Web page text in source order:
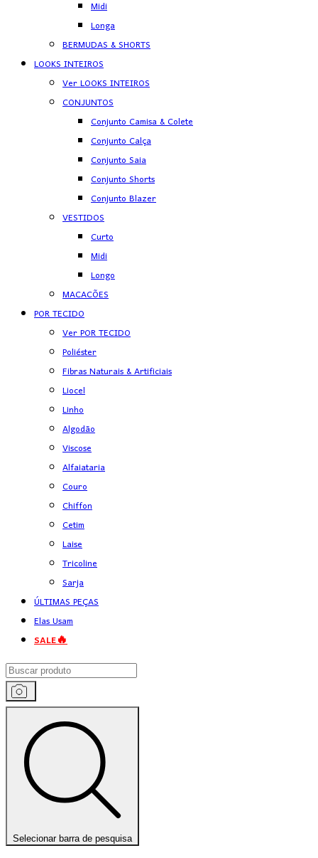
Midi
Longa
BERMUDAS & SHORTS
LOOKS INTEIROS
Ver LOOKS INTEIROS
CONJUNTOS
Conjunto Camisa & Colete
Conjunto Calça
Conjunto Saia
Conjunto Shorts
Conjunto Blazer
VESTIDOS
Curto
Midi
Longo
MACACÕES
POR TECIDO
Ver POR TECIDO
Poliéster
Fibras Naturais & Artificiais
Liocel
Linho
Algodão
Viscose
Alfaiataria
Couro
Chiffon
Cetim
Laise
Tricoline
Sarja
ÚLTIMAS PEÇAS
Elas Usam
SALE🔥
Selecionar barra de pesquisa